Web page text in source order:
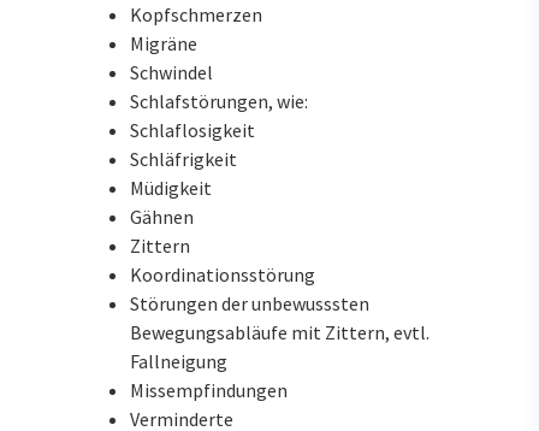
Kopfschmerzen
Migräne
Schwindel
Schlafstörungen, wie:
Schlaflosigkeit
Schläfrigkeit
Müdigkeit
Gähnen
Zittern
Koordinationsstörung
Störungen der unbewusssten
Bewegungsabläufe mit Zittern, evtl.
Fallneigung
Missempfindungen
Verminderte